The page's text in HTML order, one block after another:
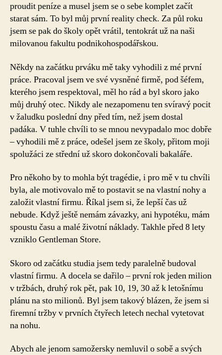
proudit peníze a musel jsem se o sebe komplet začít
starat sám. To byl můj první reality check. Za půl roku
jsem se pak do školy opět vrátil, tentokrát už na naši
milovanou fakultu podnikohospodářskou.
Někdy na začátku prváku mě taky vyhodili z mé první
práce. Pracoval jsem ve své vysněné firmě, pod šéfem,
kterého jsem respektoval, měl ho rád a byl skoro jako
můj druhý otec. Nikdy ale nezapomenu ten svíravý pocit
v žaludku poslední dny před tím, než jsem dostal
padáka. V tuhle chvíli to se mnou nevypadalo moc dobře
– vyhodili mě z práce, odešel jsem ze školy, přitom moji
spolužáci ze střední už skoro dokončovali bakaláře.
Pro někoho by to mohla být tragédie, i pro mě v tu chvíli
byla, ale motivovalo mě to postavit se na vlastní nohy a
založit vlastní firmu. Říkal jsem si, že lepší čas už
nebude. Když ještě nemám závazky, ani hypotéku, mám
spoustu času a malé životní náklady. Takhle před 8 lety
vzniklo Gentleman Store.
Skoro od začátku studia jsem tedy paralelně budoval
vlastní firmu. A docela se dařilo – první rok jeden milion
v tržbách, druhý rok pět, pak 10, 19, 30 až k letošnímu
plánu na sto milionů. Byl jsem takový blázen, že jsem si
firemní tržby v prvních čtyřech letech nechal vytetovat
na nohu.
Abych ale jenom samožersky nemluvil o sobě a svých